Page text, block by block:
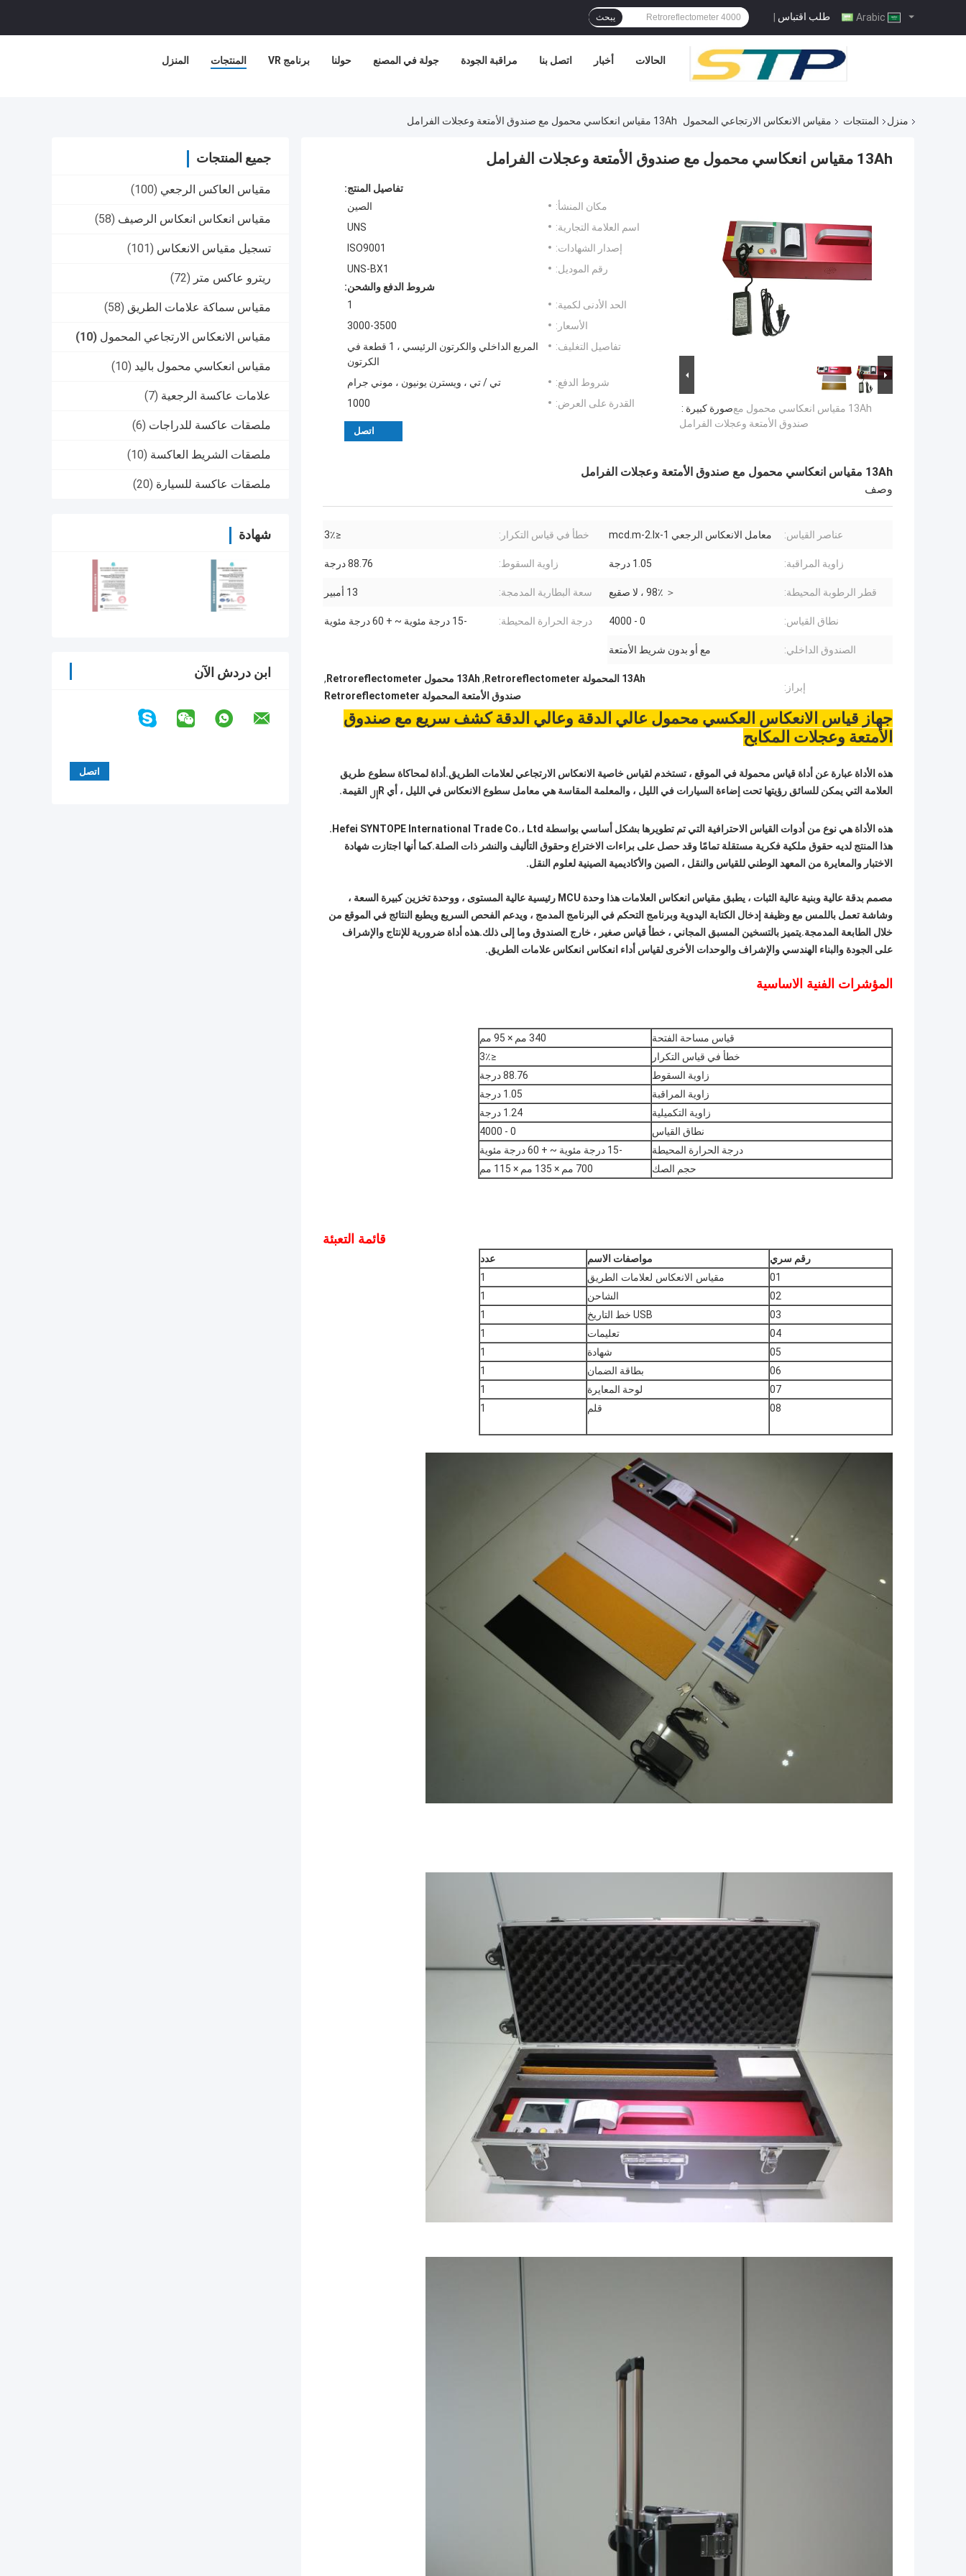
طلب اقتباس | يبحث
المنزل المنتجات برنامج VR حولنا جولة في المصنع مراقبة الجودة اتصل بنا أخبار الحالات
منزل المنتجات مقياس الانعكاس الارتجاعي المحمول 13Ah مقياس انعكاسي محمول مع صندوق الأمتعة وعجلات الفرامل
جميع المنتجات
مقياس العاكس الرجعي (100)
مقياس انعكاس انعكاس الرصيف (58)
تسجيل مقياس الانعكاس (101)
ريترو عاكس متر (72)
مقياس سماكة علامات الطريق (58)
مقياس الانعكاس الارتجاعي المحمول (10)
مقياس انعكاسي محمول باليد (10)
علامات عاكسة الرجعية (7)
ملصقات عاكسة للدراجات (6)
ملصقات الشريط العاكسة (10)
ملصقات عاكسة للسيارة (20)
شهادة
ابن دردش الآن
13Ah مقياس انعكاسي محمول مع صندوق الأمتعة وعجلات الفرامل
صورة كبيرة :13Ah مقياس انعكاسي محمول مع
صندوق الأمتعة وعجلات الفرامل
تفاصيل المنتج:
مكان المنشأ:
الصين
اسم العلامة التجارية:
UNS
إصدار الشهادات:
ISO9001
رقم الموديل:
UNS-BX1
شروط الدفع والشحن:
الحد الأدنى لكمية:
1
الأسعار:
3000-3500
تفاصيل التغليف:
المربع الداخلي والكرتون الرئيسي ، 1 قطعة في
الكرتون
شروط الدفع:
تي / تي ، ويسترن يونيون ، موني جرام
القدرة على العرض:
1000
اتصل
13Ah مقياس انعكاسي محمول مع صندوق الأمتعة وعجلات الفرامل
وصف
عناصر القياس: معامل الانعكاس الرجعي mcd.m-2.lx-1 خطأ في قياس التكرار: ≤3٪
زاوية المراقبة: 1.05 درجة زاوية السقوط: 88.76 درجة
قطر الرطوبة المحيطة: ＜ 98٪ ، لا صقيع سعة البطارية المدمجة: 13 أمبير
نطاق القياس: 0 - 4000 درجة الحرارة المحيطة: -15 درجة مئوية ~ + 60 درجة مئوية
الصندوق الداخلي: مع أو بدون شريط الأمتعة
إبراز:
13Ah المحمولة Retroreflectometer , 13Ah محمول Retroreflectometer
,
صندوق الأمتعة المحمولة Retroreflectometer
جهاز قياس الانعكاس العكسي محمول عالي الدقة وعالي الدقة كشف سريع مع صندوق
الأمتعة وعجلات المكابح
هذه الأداة عبارة عن أداة قياس محمولة في الموقع ، تستخدم لقياس خاصية الانعكاس الارتجاعي لعلامات الطريق.أداة لمحاكاة سطوع طريق
العلامة التي يمكن للسائق رؤيتها تحت إضاءة السيارات في الليل ، والمعلمة المقاسة هي معامل سطوع الانعكاس في الليل ، أي R
إل القيمة.
هذه الأداة هي نوع من أدوات القياس الاحترافية التي تم تطويرها بشكل أساسي بواسطة Hefei SYNTOPE International Trade Co.، Ltd.
هذا المنتج لديه حقوق ملكية فكرية مستقلة تمامًا وقد حصل على براءات الاختراع وحقوق التأليف والنشر ذات الصلة.كما أنها اجتازت شهادة
الاختبار والمعايرة من المعهد الوطني للقياس والنقل ، الصين والأكاديمية الصينية لعلوم النقل.
مصمم بدقة عالية وبنية عالية الثبات ، يطبق مقياس انعكاس العلامات هذا وحدة MCU رئيسية عالية المستوى ، ووحدة تخزين كبيرة السعة ،
وشاشة تعمل باللمس مع وظيفة إدخال الكتابة اليدوية وبرنامج التحكم في البرنامج المدمج ، ويدعم الفحص السريع ويطبع النتائج في الموقع من
خلال الطابعة المدمجة.يتميز بالتسخين المسبق المجاني ، خطأ قياس صغير ، خارج الصندوق وما إلى ذلك.هذه أداة ضرورية للإنتاج والإشراف
على الجودة والبناء الهندسي والإشراف والوحدات الأخرى لقياس أداء انعكاس انعكاس علامات الطريق.
المؤشرات الفنية الاساسية
قياس مساحة الفتحة
340 مم × 95 مم
خطأ في قياس التكرار
≤3٪
زاوية السقوط
88.76 درجة
زاوية المراقبة
1.05 درجة
زاوية التكميلية
1.24 درجة
نطاق القياس
0 - 4000
درجة الحرارة المحيطة
-15 درجة مئوية ~ + 60 درجة مئوية
حجم الصك
700 مم × 135 مم × 115 مم
قائمة التعبئة
رقم سري مواصفات الاسم
عدد
01
مقياس الانعكاس لعلامات الطريق
1
02
الشاحن
1
03
USB خط التاريخ
1
04
تعليمات
1
05
شهادة
1
06
بطاقة الضمان
1
07
لوحة المعايرة
1
08
قلم 1